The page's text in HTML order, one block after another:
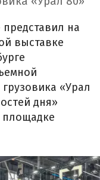
на
выставке
«Урал
дня»
площадке